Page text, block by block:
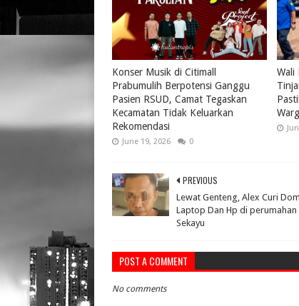
Konser Musik di Citimall
Prabumulih Berpotensi Ganggu
Pasien RSUD, Camat Tegaskan
Kecamatan Tidak Keluarkan
Rekomendasi
June 19, 2026 0
Wali
PREVIOUS
Lewat Genteng, Alex Curi
Laptop Dan Hp di
Sekayu
POST A COMMENT
No comments